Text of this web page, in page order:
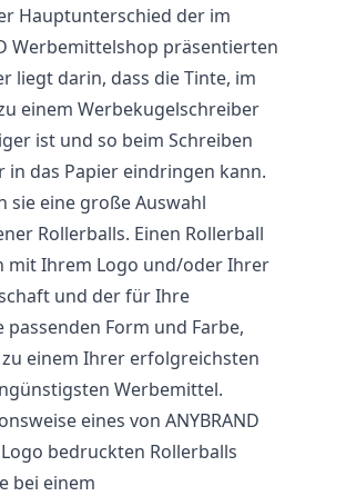
Hauptunterschied der im
Werbemittelshop präsentierten
liegt darin, dass die Tinte, im
einem Werbekugelschreiber
ist und so beim Schreiben
in das Papier eindringen kann.
sie eine große Auswahl
Rollerballs. Einen Rollerball
mit Ihrem Logo und/oder Ihrer
und der für Ihre
passenden Form und Farbe,
einem Ihrer erfolgreichsten
Werbemittel.
eines von ANYBRAND
bedruckten Rollerballs
bei einem